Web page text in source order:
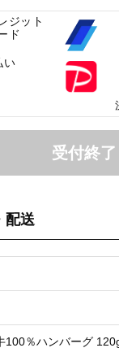
受付終了
配送
100％ハンバーグ
ジット
ド
い